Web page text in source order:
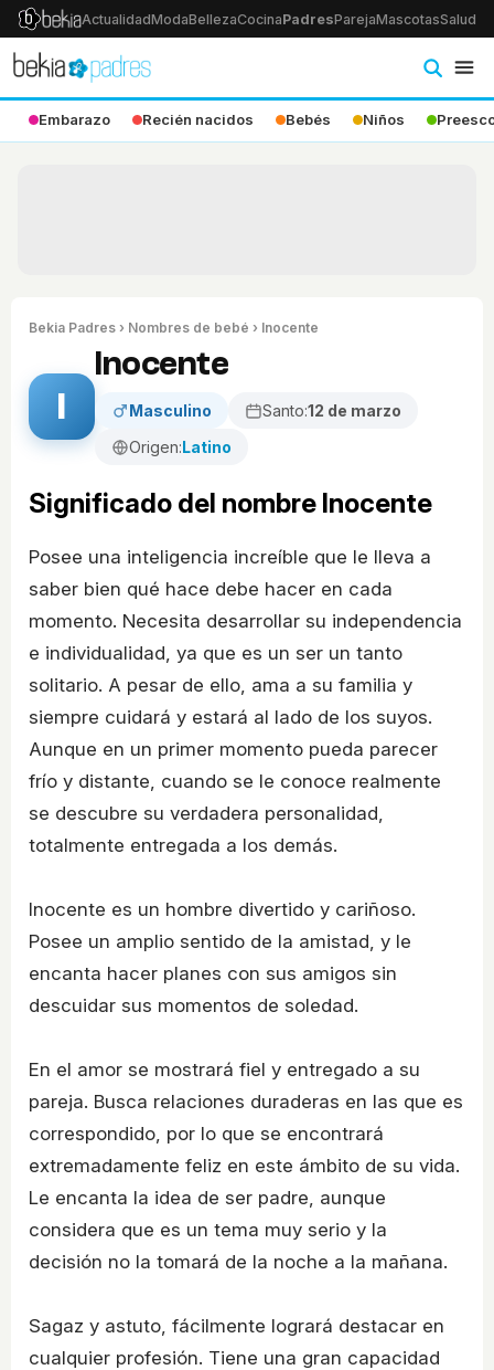
ActualidadModaBellezaCocinaPadresParejaMascotasSalud
Embarazo Recién nacidos Bebés Niños
Bekia Padres › Nombres de bebé › Inocente
I
Inocente
Masculino Santo:12 de marzo
Origen:Latino
Significado del nombre Inocente
Posee una inteligencia increíble que le lleva a
saber bien qué hace debe hacer en cada
momento. Necesita desarrollar su independencia
e individualidad, ya que es un ser un tanto
solitario. A pesar de ello, ama a su familia y
siempre cuidará y estará al lado de los suyos.
Aunque en un primer momento pueda parecer
frío y distante, cuando se le conoce realmente
se descubre su verdadera personalidad,
totalmente entregada a los demás.
Inocente es un hombre divertido y cariñoso.
Posee un amplio sentido de la amistad, y le
encanta hacer planes con sus amigos sin
descuidar sus momentos de soledad.
En el amor se mostrará fiel y entregado a su
pareja. Busca relaciones duraderas en las que es
correspondido, por lo que se encontrará
extremadamente feliz en este ámbito de su vida.
Le encanta la idea de ser padre, aunque
considera que es un tema muy serio y la
decisión no la tomará de la noche a la mañana.
Sagaz y astuto, fácilmente logrará destacar en
cualquier profesión. Tiene una gran capacidad